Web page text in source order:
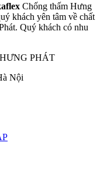
Chống thấm Hưng
khách yên tâm về chất
Quý khách có nhu
PHÁT
Nội